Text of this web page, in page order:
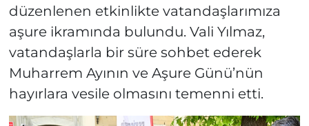
düzenlenen etkinlikte vatandaşlarımıza
aşure ikramında bulundu. Vali Yılmaz,
vatandaşlarla bir süre sohbet ederek
Muharrem Ayının ve Aşure Günü’nün
hayırlara vesile olmasını temenni etti.